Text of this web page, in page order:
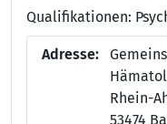
Qualifikationen:
Adresse:
Rhein-
53474